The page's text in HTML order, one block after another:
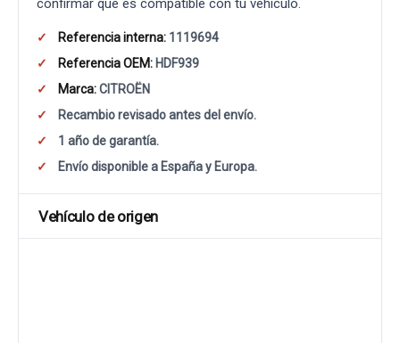
confirmar que es compatible con tu vehículo.
Referencia interna: 1119694
Referencia OEM: HDF939
Marca:CITROËN
Recambio revisado antes del envío.
1 año de garantía.
Envío disponible a España y Europa.
Vehículo de origen